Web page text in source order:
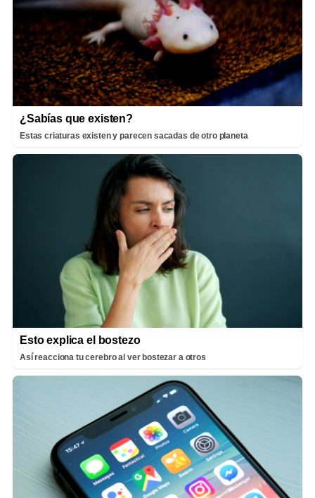
¿Sabías que existen?
Estas criaturas existen y parecen sacadas de otro planeta
Esto explica el bostezo
Así reacciona tu cerebro al ver bostezar a otros